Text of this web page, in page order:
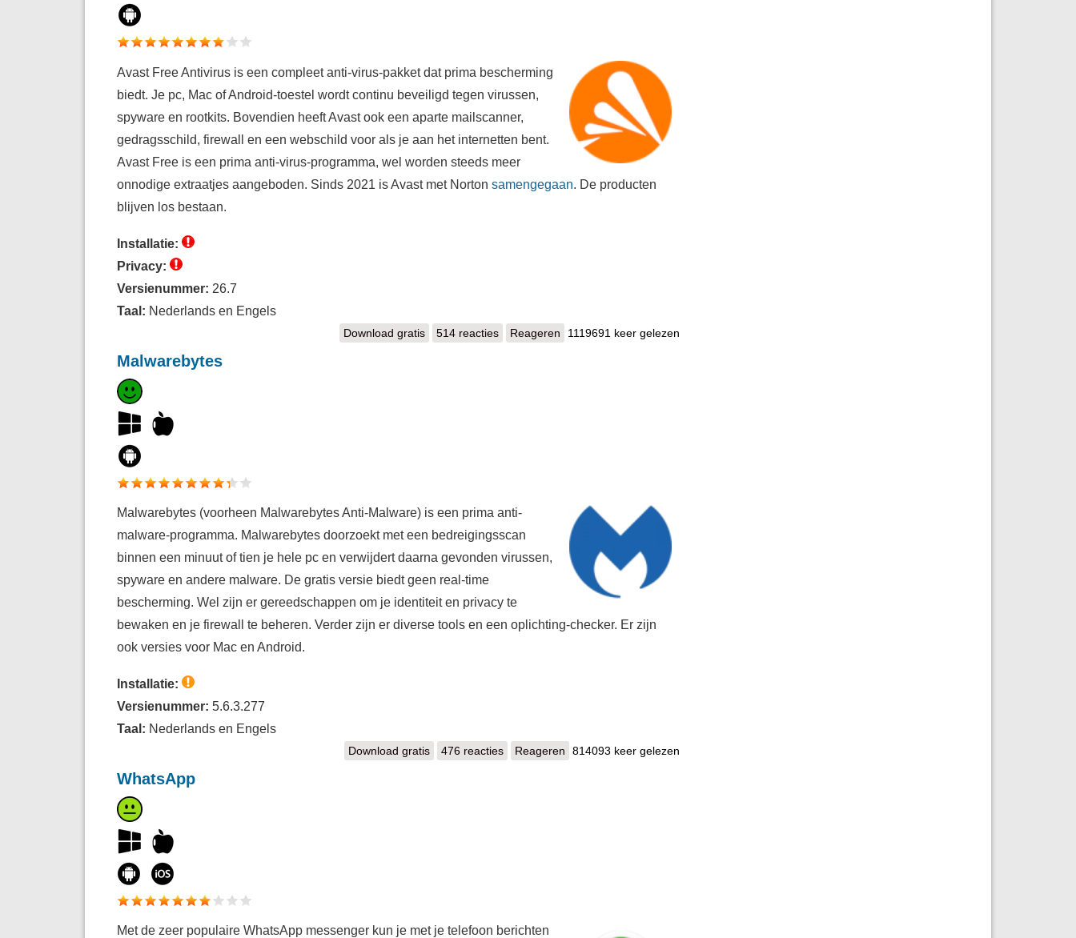
Avast Free Antivirus is een compleet anti-virus-pakket dat prima bescherming
biedt. Je pc, Mac of Android-toestel wordt continu beveiligd tegen virussen,
spyware en rootkits. Bovendien heeft Avast ook een aparte mailscanner,
gedragsschild, firewall en een webschild voor als je aan het internetten bent.
Avast Free is een prima anti-virus-programma, wel worden steeds meer
onnodige extraatjes aangeboden. Sinds 2021 is Avast met Norton samengegaan . De producten
blijven los bestaan.
Installatie:
Privacy:
Versienummer: 26.7
Taal: Nederlands en Engels
Download gratisAvast Free Antivirus
514 reacties Reageren 1119691 keer gelezen
Malwarebytes
Malwarebytes (voorheen Malwarebytes Anti-Malware) is een prima anti-
malware-programma. Malwarebytes doorzoekt met een bedreigingsscan
binnen een minuut of tien je hele pc en verwijdert daarna gevonden virussen,
spyware en andere malware. De gratis versie biedt geen real-time
bescherming. Wel zijn er gereedschappen om je identiteit en privacy te
bewaken en je firewall te beheren. Verder zijn er diverse tools en een oplichting-checker. Er zijn
ook versies voor Mac en Android.
Installatie:
Versienummer: 5.6.3.277
Taal: Nederlands en Engels
Download gratisMalwarebytes
476 reacties Reageren 814093 keer gelezen
WhatsApp
Met de zeer populaire WhatsApp messenger kun je met je telefoon berichten